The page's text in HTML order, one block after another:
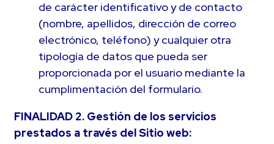
de carácter identificativo y de contacto
(nombre, apellidos, dirección de correo
electrónico, teléfono) y cualquier otra
tipología de datos que pueda ser
proporcionada por el usuario mediante la
cumplimentación del formulario.
FINALIDAD 2. Gestión de los servicios
prestados a través del Sitio web: